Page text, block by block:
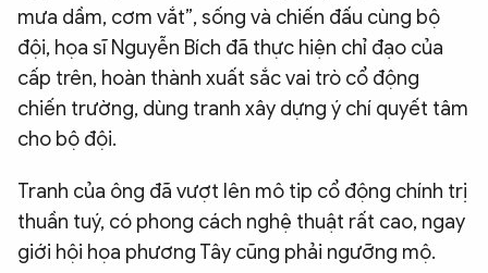
mưa dầm, cơm vắt”, sống và chiến đấu cùng bộ
đội, họa sĩ Nguyễn Bích đã thực hiện chỉ đạo của
cấp trên, hoàn thành xuất sắc vai trò cổ động
chiến trường, dùng tranh xây dựng ý chí quyết tâm
cho bộ đội.
Tranh của ông đã vượt lên mô tip cổ động chính trị
thuần tuý, có phong cách nghệ thuật rất cao, ngay
giới hội họa phương Tây cũng phải ngưỡng mộ.